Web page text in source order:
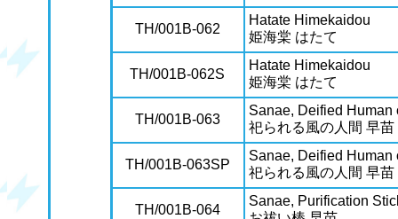
TH/001B-062
Hatate Himekaidou
姫海棠 はたて
TH/001B-062S
Hatate Himekaidou
姫海棠 はたて
TH/001B-063
Sanae, Deified Human
祀られる風の人間 早苗
TH/001B-063SP
Sanae, Deified Human
祀られる風の人間 早苗
TH/001B-064
Sanae, Purification